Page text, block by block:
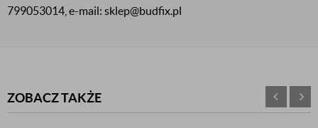
799053014, e-mail: sklep@budfix.pl
ZOBACZ TAKŻE